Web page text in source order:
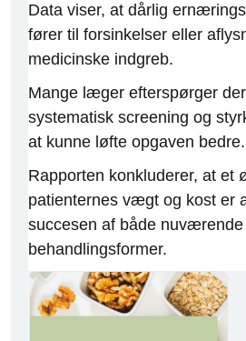
Data viser, at dårlig
fører til forsinkelser eller
medicinske indgreb.
Mange læger efterspørger
systematisk screening og
at kunne løfte opgaven bedre.
Rapporten konkluderer, at et
patienternes vægt og kost er
succesen af både
behandlingsformer.